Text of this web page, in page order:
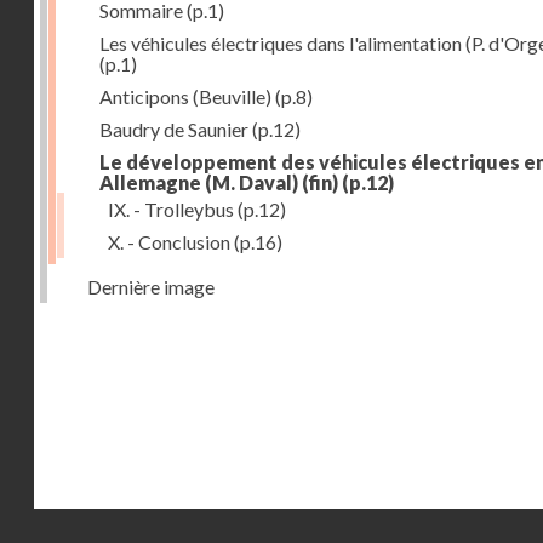
Sommaire(p.1)
Les véhicules électriques dans l'alimentation (P.
(p.1)
Anticipons (Beuville) (p.8)
Baudry de Saunier(p.12)
Le développement des véhicules électriques
Allemagne (M. Daval) (fin) (p.12)
IX. - Trolleybus (p.12)
X. - Conclusion(p.16)
Dernière image